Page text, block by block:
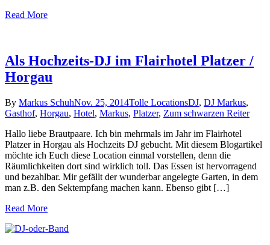
Read More
Als Hochzeits-DJ im Flairhotel Platzer /
Horgau
By Markus SchuhNov. 25, 2014Tolle LocationsDJ, DJ Markus,
Gasthof, Horgau, Hotel, Markus, Platzer, Zum schwarzen Reiter
Hallo liebe Brautpaare. Ich bin mehrmals im Jahr im Flairhotel
Platzer in Horgau als Hochzeits DJ gebucht. Mit diesem Blogartikel
möchte ich Euch diese Location einmal vorstellen, denn die
Räumlichkeiten dort sind wirklich toll. Das Essen ist hervorragend
und bezahlbar. Mir gefällt der wunderbar angelegte Garten, in dem
man z.B. den Sektempfang machen kann. Ebenso gibt […]
Read More